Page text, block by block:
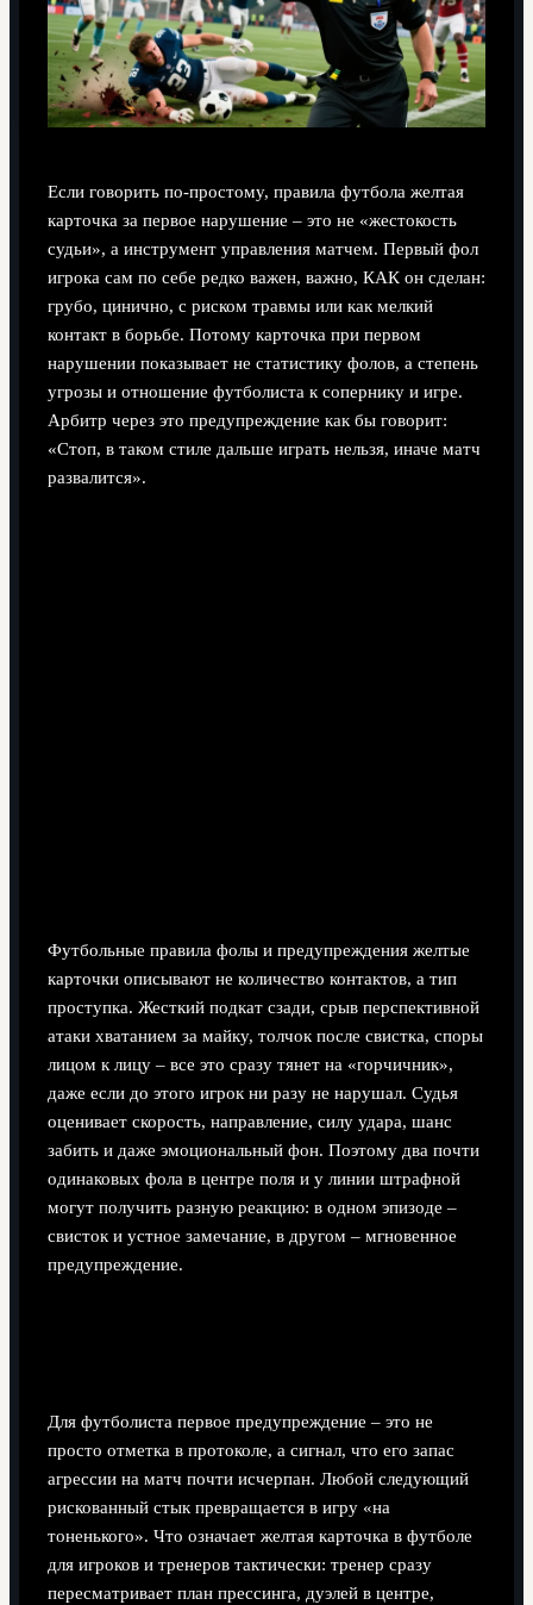
Если говорить по‑простому, правила футбола желтая
карточка за первое нарушение – это не «жестокость
судьи», а инструмент управления матчем. Первый фол
игрока сам по себе редко важен, важно, КАК он сделан:
грубо, цинично, с риском травмы или как мелкий
контакт в борьбе. Потому карточка при первом
нарушении показывает не статистику фолов, а степень
угрозы и отношение футболиста к сопернику и игре.
Арбитр через это предупреждение как бы говорит:
«Стоп, в таком стиле дальше играть нельзя, иначе матч
развалится».
Футбольные правила фолы и предупреждения желтые
карточки описывают не количество контактов, а тип
проступка. Жесткий подкат сзади, срыв перспективной
атаки хватанием за майку, толчок после свистка, споры
лицом к лицу – все это сразу тянет на «горчичник»,
даже если до этого игрок ни разу не нарушал. Судья
оценивает скорость, направление, силу удара, шанс
забить и даже эмоциональный фон. Поэтому два почти
одинаковых фола в центре поля и у линии штрафной
могут получить разную реакцию: в одном эпизоде –
свисток и устное замечание, в другом – мгновенное
предупреждение.
Для футболиста первое предупреждение – это не
просто отметка в протоколе, а сигнал, что его запас
агрессии на матч почти исчерпан. Любой следующий
рискованный стык превращается в игру «на
тоненького». Что означает желтая карточка в футболе
для игроков и тренеров тактически: тренер сразу
пересматривает план прессинга, дуэлей в центре,